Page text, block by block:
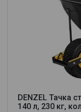
DENZEL Тачка
140 л, 230 кг,